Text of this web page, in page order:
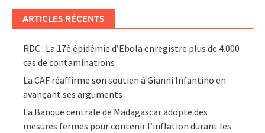
ARTICLES RÉCENTS
RDC : La 17è épidémie d’Ebola enregistre plus de 4.000
cas de contaminations
La CAF réaffirme son soutien à Gianni Infantino en
avançant ses arguments
La Banque centrale de Madagascar adopte des
mesures fermes pour contenir l’inflation durant les